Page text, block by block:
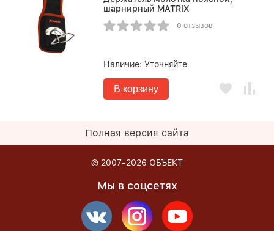
шарнирный MATRIX
0 отзывов
Наличие:Уточняйте
В корзину
Полная версия сайта
© 2007-2026 ОБЪЕКТ
Мы в соцсетях